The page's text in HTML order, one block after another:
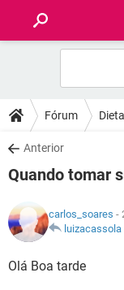
FÓRUM
SAÚDE
FAMÍLIA
NUTRIÇÃO
BEM-ESTAR
Fórum
Anterior
Quando tomar
carlos_soares -
luizacassola
Olá Boa tarde